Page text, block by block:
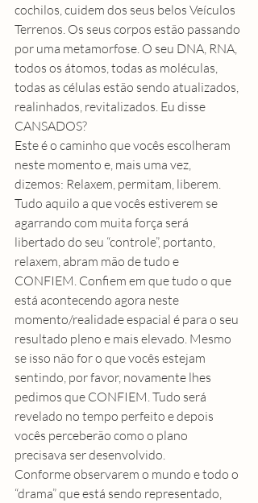
cochilos, cuidem dos seus belos Veículos
Terrenos. Os seus corpos estão passando
por uma metamorfose. O seu DNA, RNA,
todos os átomos, todas as moléculas,
todas as células estão sendo atualizados,
realinhados, revitalizados. Eu disse
CANSADOS?
Este é o caminho que vocês escolheram
neste momento e, mais uma vez,
dizemos: Relaxem, permitam, liberem.
Tudo aquilo a que vocês estiverem se
agarrando com muita força será
libertado do seu “controle”, portanto,
relaxem, abram mão de tudo e
CONFIEM. Confiem em que tudo o que
está acontecendo agora neste
momento/realidade espacial é para o seu
resultado pleno e mais elevado. Mesmo
se isso não for o que vocês estejam
sentindo, por favor, novamente lhes
pedimos que CONFIEM. Tudo será
revelado no tempo perfeito e depois
vocês perceberão como o plano
precisava ser desenvolvido.
Conforme observarem o mundo e todo o
“drama” que está sendo representado,